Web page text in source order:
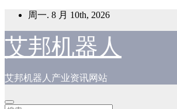
内
容
周一. 8 月 10th, 2026
艾邦机器人
艾邦机器人产业资讯网站